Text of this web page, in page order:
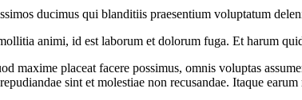
ducimus qui blanditiis praesentium voluptatum
animi, id est laborum et dolorum fuga. Et harum
maxime placeat facere possimus, omnis voluptas
sint et molestiae non recusandae. Itaque